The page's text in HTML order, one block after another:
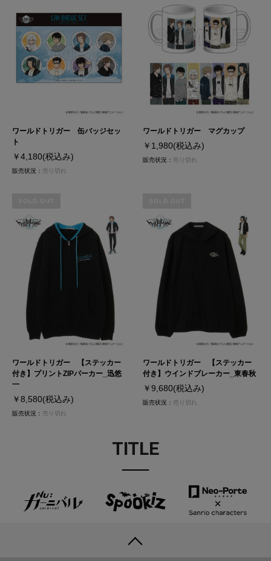
ワールドトリガー 缶バッジセッ
ト
￥4,180(税込み)
販売状況： 売り切れ
ワールドトリガー マグカップ
￥1,980(税込み)
販売状況：売り切れ
ワールドトリガー 【ステッカー
付き】プリントZIPパーカー_迅悠
一
￥8,580(税込み)
販売状況： 売り切れ
ワールドトリガー 【ステッカー
付き】ウインドブレーカー_東春秋
￥9,680(税込み)
販売状況：売り切れ
TITLE